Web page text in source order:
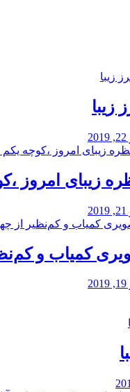
زیبا
زیبای امروز
کمیاب و کم‌نظیر